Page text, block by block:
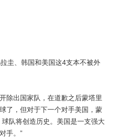
圭、韩国和美国这4支本不被外
出国家队，在道歉之后蒙塔里
了，但对于下一个对手美国，蒙
队将创造历史。美国是一支强大
手。”